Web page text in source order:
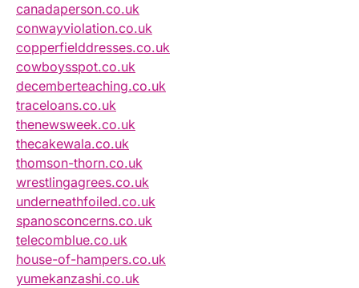
canadaperson.co.uk
conwayviolation.co.uk
copperfielddresses.co.uk
cowboysspot.co.uk
decemberteaching.co.uk
traceloans.co.uk
thenewsweek.co.uk
thecakewala.co.uk
thomson-thorn.co.uk
wrestlingagrees.co.uk
underneathfoiled.co.uk
spanosconcerns.co.uk
telecomblue.co.uk
house-of-hampers.co.uk
yumekanzashi.co.uk